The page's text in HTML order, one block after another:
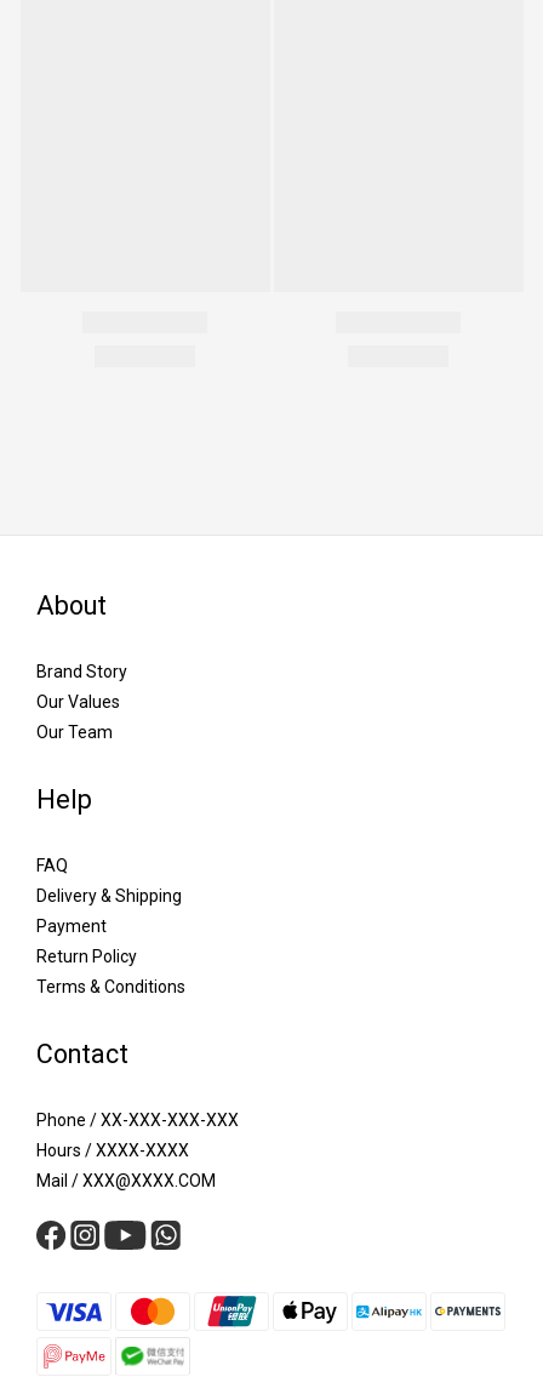
About
Brand Story
Our Values
Our Team
Help
FAQ
Delivery & Shipping
Payment
Return Policy
Terms & Conditions
Contact
Phone / XX-XXX-XXX-XXX
Hours / XXXX-XXXX
Mail / XXX@XXXX.COM